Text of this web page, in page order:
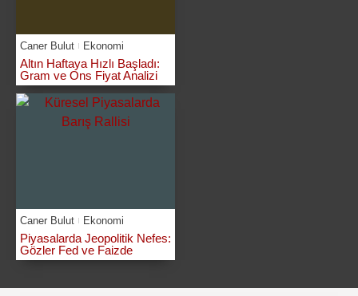
Caner Bulut Ekonomi
Altın Haftaya Hızlı Başladı:
Gram ve Ons Fiyat Analizi
Caner Bulut Ekonomi
Piyasalarda Jeopolitik Nefes:
Gözler Fed ve Faizde